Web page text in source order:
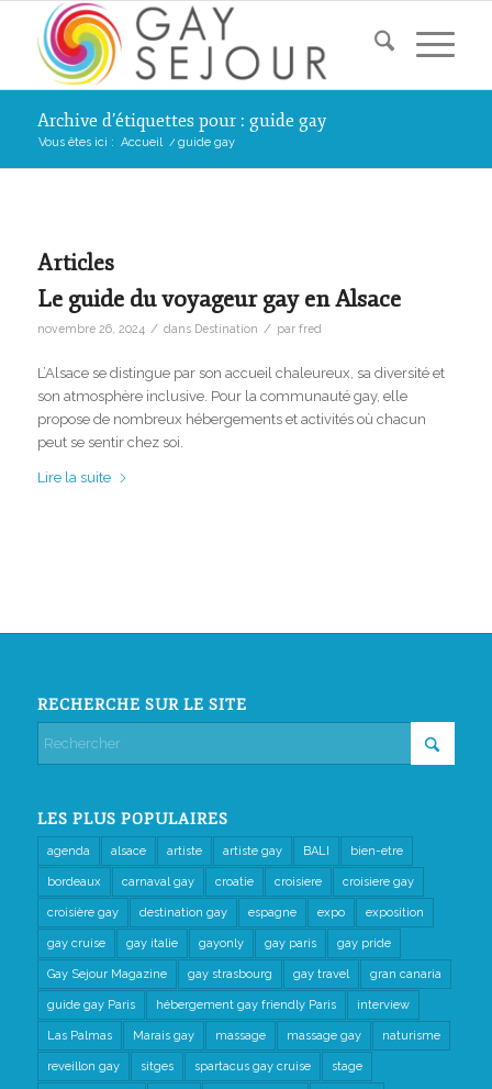
Archive d’étiquettes pour : guide gay
Vous êtes ici : Accueil / guide gay
Articles
Le guide du voyageur gay en Alsace
novembre 26, 2024 / dans Destination / par fred
L’Alsace se distingue par son accueil chaleureux, sa diversité et
son atmosphère inclusive. Pour la communauté gay, elle
propose de nombreux hébergements et activités où chacun
peut se sentir chez soi.
Lire la suite
RECHERCHE SUR LE SITE
LES PLUS POPULAIRES
agenda alsace artiste artiste gay BALI bien-etre
bordeaux carnaval gay croatie croisiere croisiere gay
croisière gay destination gay espagne expo exposition
gay cruise gay italie gayonly gay paris gay pride
Gay Sejour Magazine gay strasbourg gay travel gran canaria
guide gay Paris hébergement gay friendly Paris interview
Las Palmas Marais gay massage massage gay naturisme
reveillon gay sitges spartacus gay cruise stage